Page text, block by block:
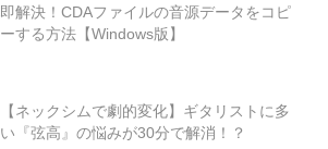
即解決！CDAファイルの音源データをコピ
ーする方法【Windows版】
【ネックシムで劇的変化】ギタリストに多
い『弦高』の悩みが30分で解消！？